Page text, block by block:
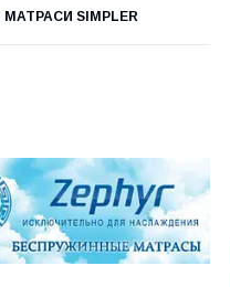
МАТРАСИ SIMPLER